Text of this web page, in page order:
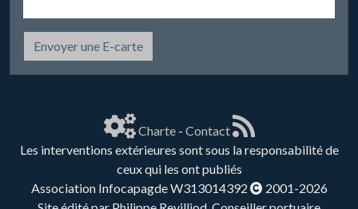
Envoyer une E-carte
Charte- Contact
Les interventions extérieures sont sous la responsabilité de
ceux qui les ont publiés
Association Infocapagde W313014392
2001-2026